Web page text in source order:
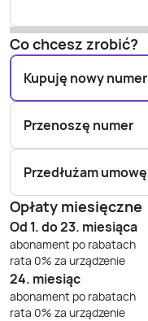
Co chcesz zrobić?
Kupuję nowy numer
Przenoszę numer
Przedłużam umowę
Opłaty miesięczne
Od 1. do 23. miesiąca
abonament po rabatach
rata 0% za urządzenie
24. miesiąc
abonament po rabatach
rata 0% za urządzenie